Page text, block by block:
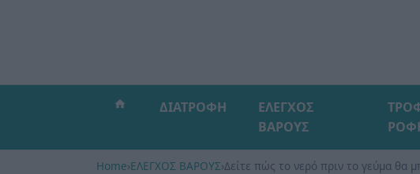
ΔΙΑΤΡΟΦΗ
ΕΛΕΓΧΟΣ
ΒΑΡΟΥΣ
Home›ΕΛΕΓΧΟΣ ΒΑΡΟΥΣ›Δείτε πώς το νερό πριν το γεύμα θα